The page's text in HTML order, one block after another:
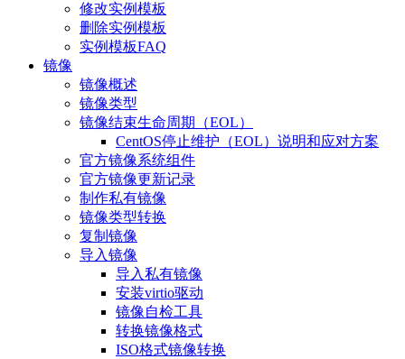
修改实例模板
删除实例模板
实例模板FAQ
镜像
镜像概述
镜像类型
镜像结束生命周期（EOL）
CentOS停止维护（EOL）说明和应对方案
官方镜像系统组件
官方镜像更新记录
制作私有镜像
镜像类型转换
复制镜像
导入镜像
导入私有镜像
安装virtio驱动
镜像自检工具
转换镜像格式
ISO格式镜像转换